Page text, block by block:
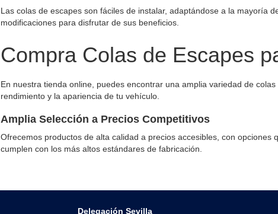
Las colas de escapes son fáciles de instalar, adaptándose a la mayoría
modificaciones para disfrutar de sus beneficios.
Compra Colas de Escapes
En nuestra tienda online, puedes encontrar una amplia variedad de
rendimiento y la apariencia de tu vehículo.
Amplia Selección a Precios Competitivos
Ofrecemos productos de alta calidad a precios accesibles, con
cumplen con los más altos estándares de fabricación.
Delegación Sevilla